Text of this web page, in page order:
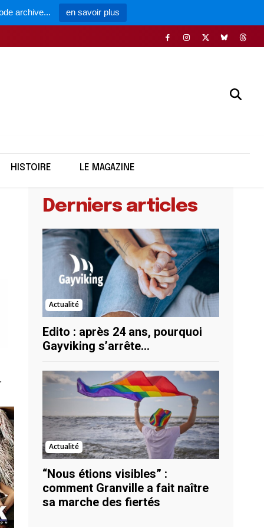
archive... en savoir plus
HISTOIRE LE MAGAZINE
Derniers articles
Actualité
Edito : après 24 ans, pourquoi
Gayviking s’arrête…
Actualité
“Nous étions visibles” :
comment Granville a fait naître
sa marche des fiertés